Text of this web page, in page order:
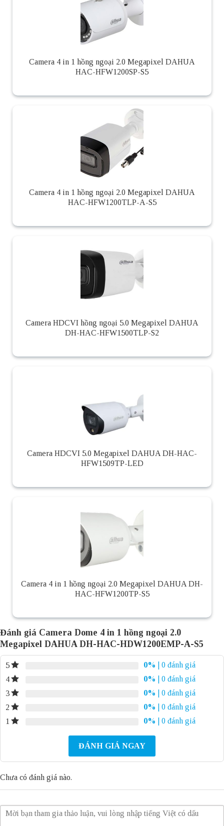
Camera 4 in 1 hồng ngoại 2.0 Megapixel DAHUA
HAC-HFW1200SP-S5
Camera 4 in 1 hồng ngoại 2.0 Megapixel DAHUA
HAC-HFW1200TLP-A-S5
Camera HDCVI hồng ngoại 5.0 Megapixel DAHUA
DH-HAC-HFW1500TLP-S2
Camera HDCVI 5.0 Megapixel DAHUA DH-HAC-
HFW1509TP-LED
Camera 4 in 1 hồng ngoại 2.0 Megapixel DAHUA DH-
HAC-HFW1200TP-S5
Đánh giá Camera Dome 4 in 1 hồng ngoại 2.0
Megapixel DAHUA DH-HAC-HDW1200EMP-A-S5
5 0%
| 0 đánh giá
4
0%
| 0 đánh giá
3
0%
| 0 đánh giá
2
0%
| 0 đánh giá
1
0% | 0 đánh giá
ĐÁNH GIÁ NGAY
Chưa có đánh giá nào.